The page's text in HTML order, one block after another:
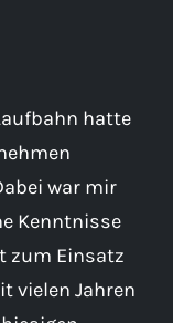
hatte
war mir
Kenntnisse
zum Einsatz
vielen Jahren